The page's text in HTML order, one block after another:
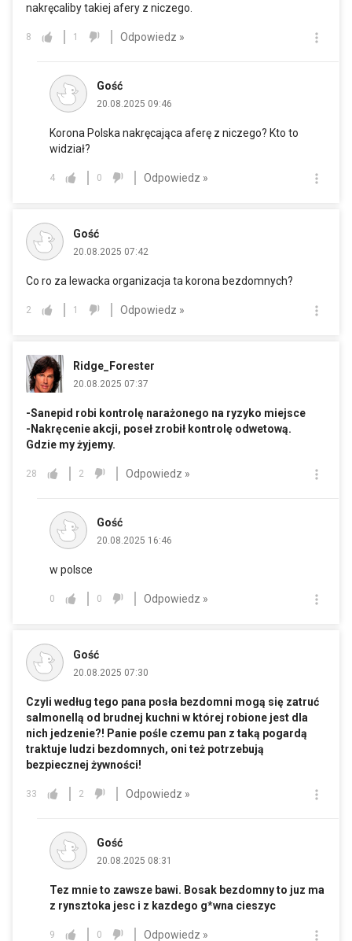
nakręcaliby takiej afery z niczego.
8 1 Odpowiedz »
Gość
20.08.2025 09:46
Korona Polska nakręcająca aferę z niczego? Kto to
widział?
4 0 Odpowiedz »
Gość
20.08.2025 07:42
Co ro za lewacka organizacja ta korona bezdomnych?
2 1 Odpowiedz »
Ridge_Forester
20.08.2025 07:37
-Sanepid robi kontrolę narażonego na ryzyko miejsce
-Nakręcenie akcji, poseł zrobił kontrolę odwetową.
Gdzie my żyjemy.
28 2 Odpowiedz »
Gość
20.08.2025 16:46
w polsce
0 0 Odpowiedz »
Gość
20.08.2025 07:30
Czyli według tego pana posła bezdomni mogą się zatruć
salmonellą od brudnej kuchni w której robione jest dla
nich jedzenie?! Panie pośle czemu pan z taką pogardą
traktuje ludzi bezdomnych, oni też potrzebują
bezpiecznej żywności!
33 2 Odpowiedz »
Gość
20.08.2025 08:31
Tez mnie to zawsze bawi. Bosak bezdomny to juz ma
z rynsztoka jesc i z kazdego g*wna cieszyc
9 0 Odpowiedz »